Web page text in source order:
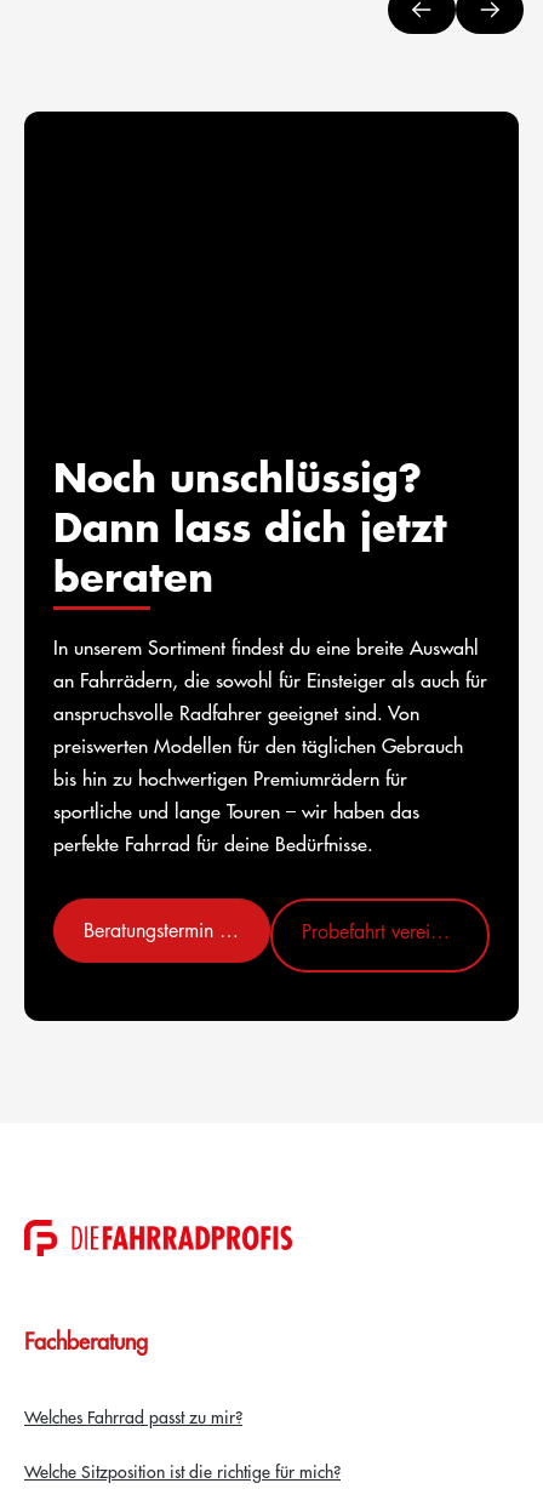
Noch unschlüssig?
Dann lass dich jetzt
beraten
In unserem Sortiment findest du eine breite Auswahl
an Fahrrädern, die sowohl für Einsteiger als auch für
anspruchsvolle Radfahrer geeignet sind. Von
preiswerten Modellen für den täglichen Gebrauch
bis hin zu hochwertigen Premiumrädern für
sportliche und lange Touren – wir haben das
perfekte Fahrrad für deine Bedürfnisse.
Beratungstermin vereinbaren Probefahrt vereinbaren
Fachberatung
Welches Fahrrad passt zu mir?
Welche Sitzposition ist die richtige für mich?